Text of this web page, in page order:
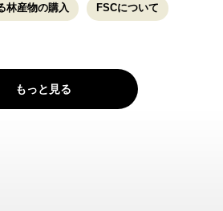
林産物の購入 FSCについて
もっと見る